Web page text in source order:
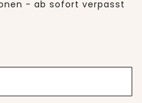
- ab sofort verpasst